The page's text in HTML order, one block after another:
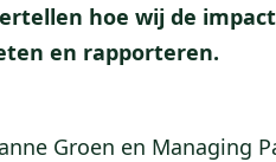
hoe wij de
en rapporteren.
Groen en Managing